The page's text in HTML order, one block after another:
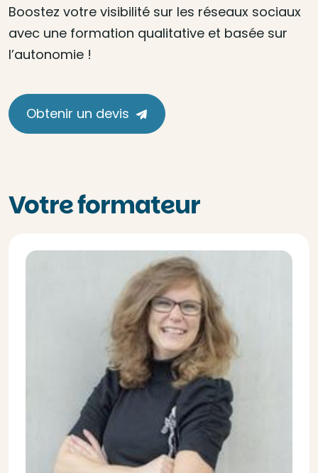
Boostez votre visibilité sur les réseaux sociaux
avec une formation qualitative et basée sur
l’autonomie !
Obtenir un devis
Votre formateur